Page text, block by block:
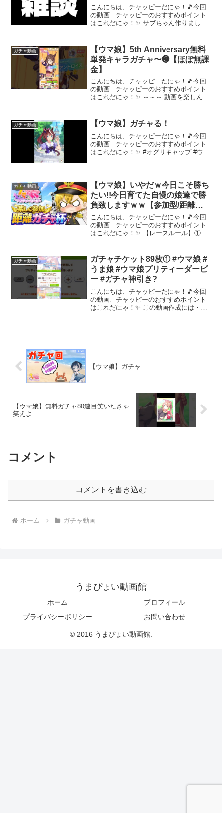
こんにちは、チャッピーだにゃ！🎵今回
の動画、チャッピーのおすすめポイント
はこれだにゃ！✨ サブちゃん作りまし
ンピオンズミーティング#...
ガチャ動画
【ウマ娘】5th Anniversary無料
単発キャラガチャ〜❸【ほぼ無課
金】
こんにちは、チャッピーだにゃ！🎵今回
の動画、チャッピーのおすすめポイント
はこれだにゃ！✨ ～～～ 動画を楽しんだ
ガチャ動画 【ウマ娘】ガチャる！
こんにちは、チャッピーだにゃ！🎵今回
の動画、チャッピーのおすすめポイント
はこれだにゃ！✨ #オグリキャップ #ウマ
ャ...
ガチャ動画
【ウマ娘】いやだｗ今日こそ勝ち
たい!!今日育てた自慢の娘達で勝
負致しますｗｗ【参加型/距離ガ
チャ杯】
こんにちは、チャッピーだにゃ！🎵今回
の動画、チャッピーのおすすめポイント
はこれだにゃ！✨ 【レースルール】①ル
いさ」とお呼びください。誰が見ても楽
しめるコメントをし...
ガチャ動画
ガチャチケット89枚① #ウマ娘 #
うま娘 #ウマ娘プリティーダービ
ー #ガチャ神引き?
こんにちは、チャッピーだにゃ！🎵今回
の動画、チャッピーのおすすめポイント
はこれだにゃ！✨ この動画作成には・ず
【ウマ娘】ガチャ
【ウマ娘】無料ガチャ80連目笑いたきゃ
笑えよ
コメント
コメントを書き込む
ホーム ガチャ動画
うまぴょい動画館
ホーム
プロフィール
プライバシーポリシー
お問い合わせ
© 2016 うまぴょい動画館.